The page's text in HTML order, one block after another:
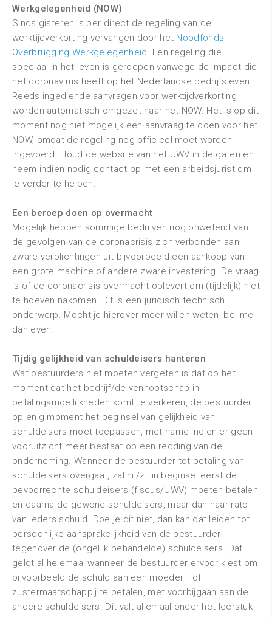
Werkgelegenheid (NOW)
Sinds gisteren is per direct de regeling van de
werktijdverkorting vervangen door het Noodfonds
Overbrugging Werkgelegenheid. Een regeling die
speciaal in het leven is geroepen vanwege de impact die
het coronavirus heeft op het Nederlandse bedrijfsleven.
Reeds ingediende aanvragen voor werktijdverkorting
worden automatisch omgezet naar het NOW. Het is op dit
moment nog niet mogelijk een aanvraag te doen voor het
NOW, omdat de regeling nog officieel moet worden
ingevoerd. Houd de website van het UWV in de gaten en
neem indien nodig contact op met een arbeidsjurist om
je verder te helpen.
Een beroep doen op overmacht
Mogelijk hebben sommige bedrijven nog onwetend van
de gevolgen van de coronacrisis zich verbonden aan
zware verplichtingen uit bijvoorbeeld een aankoop van
een grote machine of andere zware investering. De vraag
is of de coronacrisis overmacht oplevert om (tijdelijk) niet
te hoeven nakomen. Dit is een juridisch technisch
onderwerp. Mocht je hierover meer willen weten, bel me
dan even.
Tijdig gelijkheid van schuldeisers hanteren
Wat bestuurders niet moeten vergeten is dat op het
moment dat het bedrijf/de vennootschap in
betalingsmoeilijkheden komt te verkeren, de bestuurder
op enig moment het beginsel van gelijkheid van
schuldeisers moet toepassen, met name indien er geen
vooruitzicht meer bestaat op een redding van de
onderneming. Wanneer de bestuurder tot betaling van
schuldeisers overgaat, zal hij/zij in beginsel eerst de
bevoorrechte schuldeisers (fiscus/UWV) moeten betalen
en daarna de gewone schuldeisers, maar dan naar rato
van ieders schuld. Doe je dit niet, dan kan dat leiden tot
persoonlijke aansprakelijkheid van de bestuurder
tegenover de (ongelijk behandelde) schuldeisers. Dat
geldt al helemaal wanneer de bestuurder ervoor kiest om
bijvoorbeeld de schuld aan een moeder– of
zustermaatschappij te betalen, met voorbijgaan aan de
andere schuldeisers. Dit valt allemaal onder het leerstuk